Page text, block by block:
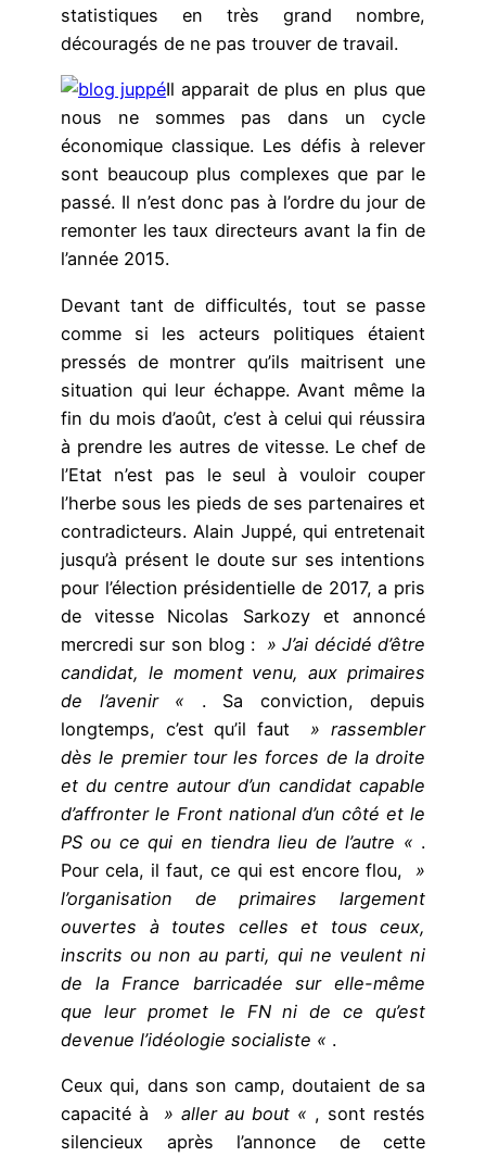
statistiques en très grand nombre,
découragés de ne pas trouver de travail.
Il apparait de plus en plus que
nous ne sommes pas dans un cycle
économique classique. Les défis à relever
sont beaucoup plus complexes que par le
passé. Il n’est donc pas à l’ordre du jour de
remonter les taux directeurs avant la fin de
l’année 2015.
Devant tant de difficultés, tout se passe
comme si les acteurs politiques étaient
pressés de montrer qu’ils maitrisent une
situation qui leur échappe. Avant même la
fin du mois d’août, c’est à celui qui réussira
à prendre les autres de vitesse. Le chef de
l’Etat n’est pas le seul à vouloir couper
l’herbe sous les pieds de ses partenaires et
contradicteurs. Alain Juppé, qui entretenait
jusqu’à présent le doute sur ses intentions
pour l’élection présidentielle de 2017, a pris
de vitesse Nicolas Sarkozy et annoncé
mercredi sur son blog : » J’ai décidé d’être
candidat, le moment venu, aux primaires
de l’avenir « . Sa conviction, depuis
longtemps, c’est qu’il faut
» rassembler
dès le premier tour les forces de la droite
et du centre autour d’un candidat capable
d’affronter le Front national d’un côté et le
PS ou ce qui en tiendra lieu de l’autre « .
Pour cela, il faut, ce qui est encore flou,
»
l’organisation de primaires largement
ouvertes à toutes celles et tous ceux,
inscrits ou non au parti, qui ne veulent ni
de la France barricadée sur elle-même
que leur promet le FN ni de ce qu’est
devenue l’idéologie socialiste « .
Ceux qui, dans son camp, doutaient de sa
capacité à
» aller au bout « , sont restés
silencieux après l’annonce de cette